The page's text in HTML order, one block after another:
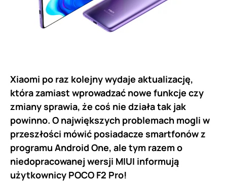
Xiaomi po raz kolejny wydaje aktualizację,
która zamiast wprowadzać nowe funkcje czy
zmiany sprawia, że coś nie działa tak jak
powinno. O największych problemach mogli w
przeszłości mówić posiadacze smartfonów z
programu Android One, ale tym razem o
niedopracowanej wersji MIUI informują
użytkownicy POCO F2 Pro!